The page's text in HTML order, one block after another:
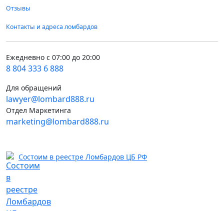
Отзывы
Контакты и адреса ломбардов
Ежедневно с 07:00 до 20:00
8 804 333 6 888
Для обращений
lawyer@lombard888.ru
Отдел Маркетинга
marketing@lombard888.ru
Состоим в реестре Ломбардов ЦБ РФ